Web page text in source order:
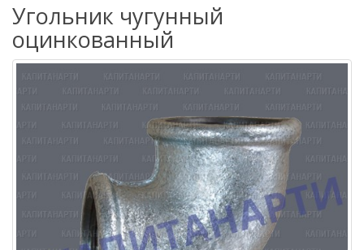
Угольник чугунный
оцинкованный